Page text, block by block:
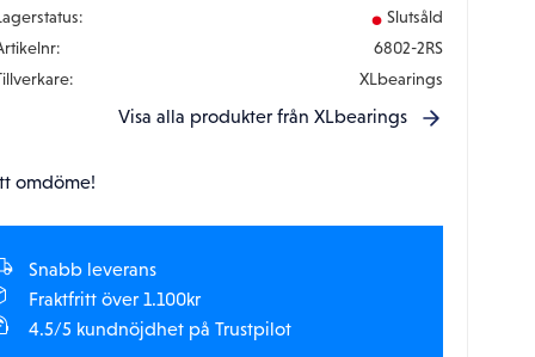
Slutsåld
6802-2RS
XLbearings
Visa alla produkter från XLbearings
omdöme!
Snabb leverans
Fraktfritt över 1.100kr
4.5/5 kundnöjdhet på Trustpilot